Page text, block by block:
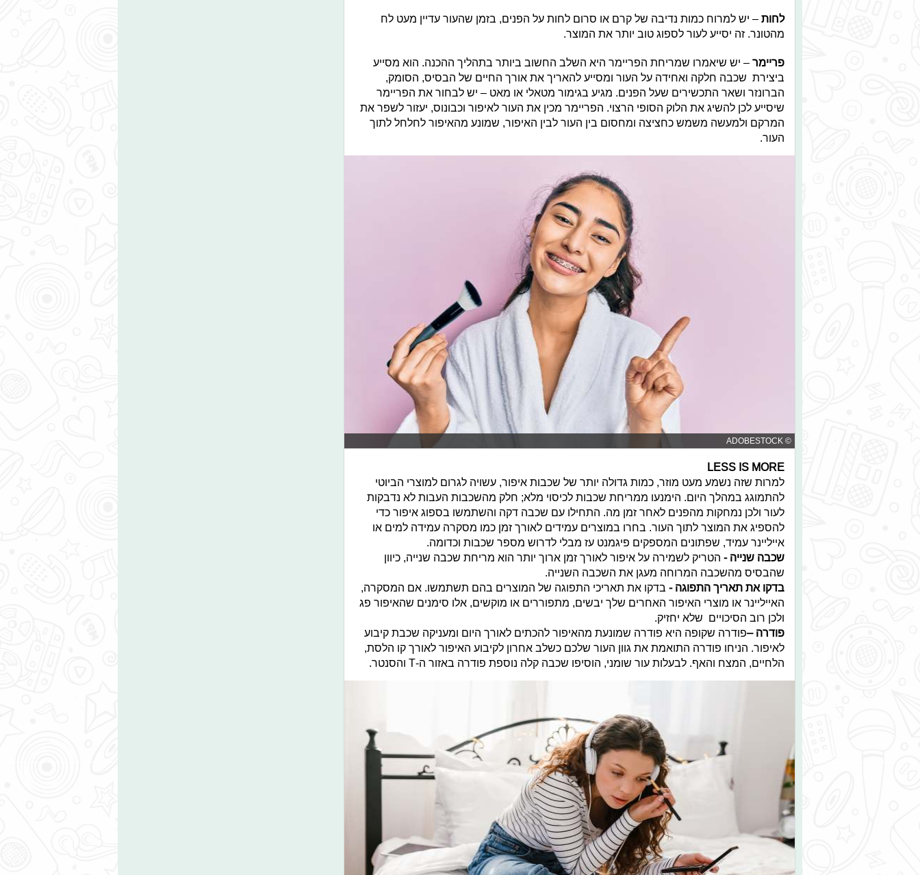
לחות – יש למרוח כמות נדיבה של קרם או סרום לחות על הפנים, בזמן שהעור עדיין מעט לח
מהטונר. זה יסייע לעור לספוג טוב יותר את המוצר.
פריימר – יש שיאמרו שמריחת הפריימר היא השלב החשוב ביותר בתהליך ההכנה. הוא מסייע
ביצירת שכבה חלקה ואחידה על העור ומסייע להאריך את אורך החיים של הבסיס, הסומק,
הברונזר ושאר התכשירים שעל הפנים. מגיע בגימור מטאלי או מאט – יש לבחור את הפריימר
שיסייע לכן להשיג את הלוק הסופי הרצוי. הפריימר מכין את העור לאיפור וכבונוס, יעזור לשפר את
המרקם ולמעשה משמש כחציצה ומחסום בין העור לבין האיפור, שמונע מהאיפור לחלחל לתוך
העור.
© ADOBESTOCK
LESS IS MORE
למרות שזה נשמע מעט מוזר, כמות גדולה יותר של שכבות איפור, עשויה לגרום למוצרי הביוטי
להתמוגג במהלך היום. הימנעו ממריחת שכבות לכיסוי מלא; חלק מהשכבות העבות לא נדבקות
לעור ולכן נמחקות מהפנים לאחר זמן מה. התחילו עם שכבה דקה והשתמשו בספוג איפור כדי
להספיג את המוצר לתוך העור. בחרו במוצרים עמידים לאורך זמן כמו מסקרה עמידה למים או
אייליינר עמיד, שפתונים המספקים פיגמנט עז מבלי לדרוש מספר שכבות וכדומה.
שכבה שנייה - הטריק לשמירה על איפור לאורך זמן ארוך יותר הוא מריחת שכבה שנייה, כיוון
שהבסיס מהשכבה המרוחה מעגן את השכבה השנייה.
בדקו את תאריך התפוגה - בדקו את תאריכי התפוגה של המוצרים בהם תשתמשו. אם המסקרה,
האייליינר או מוצרי האיפור האחרים שלך יבשים, מתפוררים או מוקשים, אלו סימנים שהאיפור פג
ולכן רוב הסיכויים שלא יחזיק.
פודרה –פודרה שקופה היא פודרה שמונעת מהאיפור להכתים לאורך היום ומעניקה שכבת קיבוע
לאיפור. הניחו פודרה התואמת את גוון העור שלכם כשלב אחרון לקיבוע האיפור לאורך קו הלסת,
הלחיים, המצח והאף. לבעלות עור שומני, הוסיפו שכבה קלה נוספת פודרה באזור ה-T והסנטר.